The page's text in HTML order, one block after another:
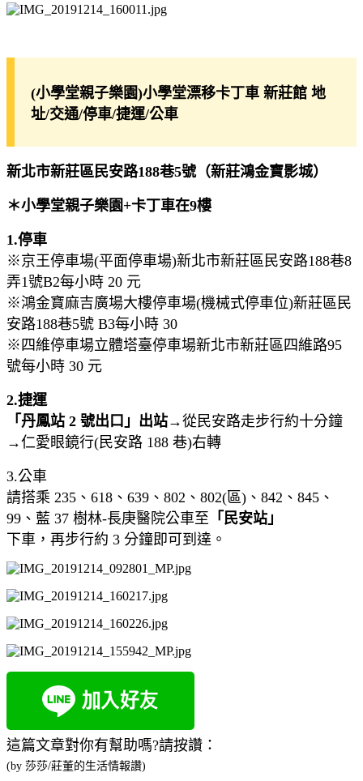
(小學堂親子樂園)小學堂漂移卡丁車 新莊館 地
址/交通/停車/捷運/公車
新北市新莊區民安路188巷5號（新莊鴻金寶影城）
＊小學堂親子樂園+卡丁車在9樓
1.停車
※京王停車場(平面停車場)新北市新莊區民安路188巷8
弄1號B2每小時 20 元
※鴻金寶麻吉廣場大樓停車場(機械式停車位)新莊區民
安路188巷5號 B3每小時 30
※四維停車場立體塔臺停車場新北市新莊區四維路95
號每小時 30 元
2.捷運
「丹鳳站 2 號出口」出站→從民安路走步行約十分鐘
→仁愛眼鏡行(民安路 188 巷)右轉
3.公車
請搭乘 235、618、639、802、802(區)、842、845、
99、藍 37 樹林-長庚醫院公車至 「民安站」
下車，再步行約 3 分鐘即可到達。
這篇文章對你有幫助嗎?請按讚：
(by 莎莎/莊董的生活情報讚)